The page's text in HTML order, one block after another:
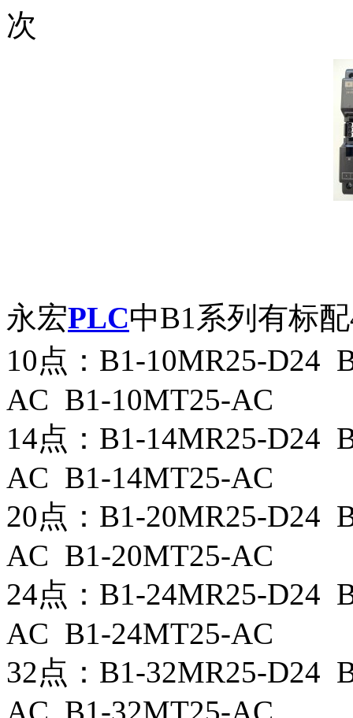
次
永宏PLC中B1系列有标
10点：B1-10MR25-D24
AC B1-10MT25-AC
14点：B1-14MR25-D24
AC B1-14MT25-AC
20点：B1-20MR25-D24
AC B1-20MT25-AC
24点：B1-24MR25-D24
AC B1-24MT25-AC
32点：B1-32MR25-D24
AC B1-32MT25-AC